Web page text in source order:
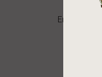
Engrais